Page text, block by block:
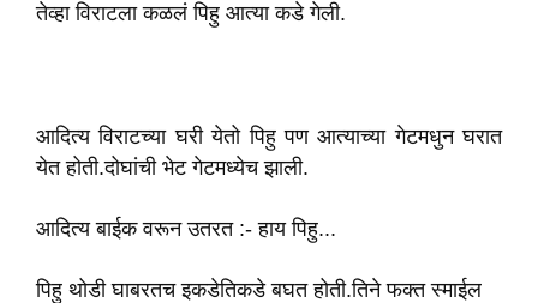
तेव्हा वि‌राटला कळलं पिहु आत्या कडे गेली.
आदित्य विराटच्या घरी येतो‌ पिहु पण आत्याच्या गेटमधुन घरात
येत होती.दोघांची भेट गेटमध्येच झाली.
आदित्य बाईक वरून उतरत :- हाय पिहु...
पिहु थोडी घाबरतच इकडेतिकडे बघत होती.तिने फक्त स्माईल